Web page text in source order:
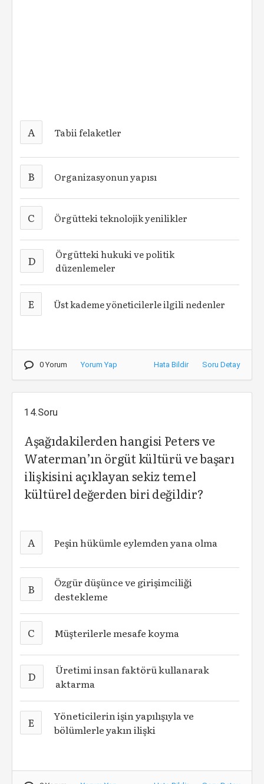
A Tabii felaketler
B Organizasyonun yapısı
C Örgütteki teknolojik yenilikler
D
Örgütteki hukuki ve politik
düzenlemeler
E Üst kademe yöneticilerle ilgili nedenler
0 Yorum Yorum Yap Hata Bildir Soru Detay
14.Soru
Aşağıdakilerden hangisi Peters ve
Waterman’ın örgüt kültürü ve başarı
ilişkisini açıklayan sekiz temel
kültürel değerden biri değildir?
A Peşin hükümle eylemden yana olma
B
Özgür düşünce ve girişimciliği
destekleme
C Müşterilerle mesafe koyma
D
Üretimi insan faktörü kullanarak
aktarma
E
Yöneticilerin işin yapılışıyla ve
bölümlerle yakın ilişki